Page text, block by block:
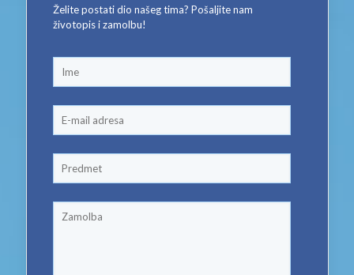
Želite postati dio našeg tima? Pošaljite nam
životopis i zamolbu!